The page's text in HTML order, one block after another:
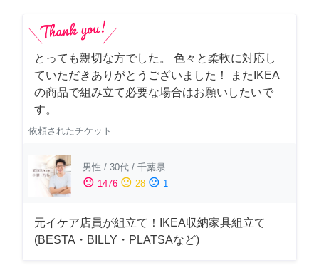
とっても親切な方でした。 色々と柔軟に対応し
ていただきありがとうございました！ またIKEA
の商品で組み立て必要な場合はお願いしたいで
す。
依頼されたチケット
男性 / 30代 / 千葉県
sentiment_satisfied 1476 sentiment_neutral 28 sentiment_dissatisfied 1
元イケア店員が組立て！IKEA収納家具組立て
(BESTA・BILLY・PLATSAなど)